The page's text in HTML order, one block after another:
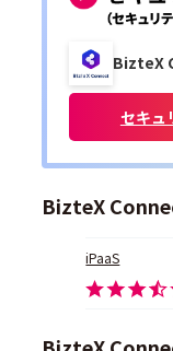
BizteX
セキュ
BizteX
iPaaS